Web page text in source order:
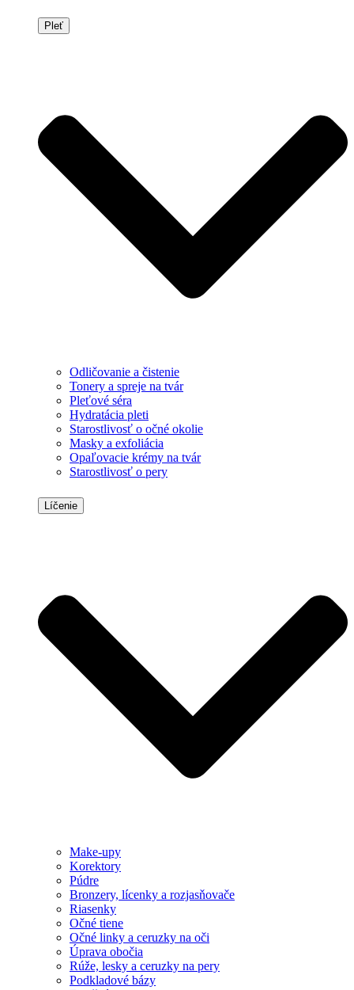
Pleť
Odličovanie a čistenie
Tonery a spreje na tvár
Pleťové séra
Hydratácia pleti
Starostlivosť o očné okolie
Masky a exfoliácia
Opaľovacie krémy na tvár
Starostlivosť o pery
Líčenie
Make-upy
Korektory
Púdre
Bronzery, lícenky a rozjasňovače
Riasenky
Očné tiene
Očné linky a ceruzky na oči
Úprava obočia
Rúže, lesky a ceruzky na pery
Podkladové bázy